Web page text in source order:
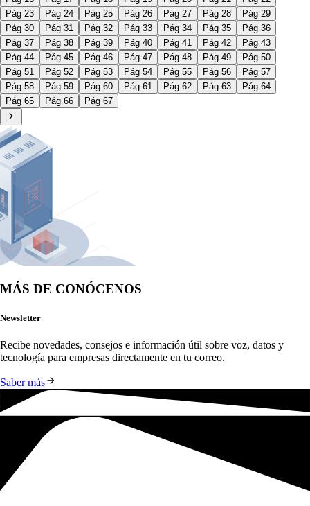
Pág 23
Pág 24 Pág 25 Pág 26 Pág 27 Pág 28
Pág 29
Pág 30
Pág 31 Pág 32 Pág 33 Pág 34 Pág 35
Pág 36
Pág 37
Pág 38 Pág 39 Pág 40 Pág 41 Pág 42
Pág 43
Pág 44
Pág 45 Pág 46 Pág 47 Pág 48 Pág 49
Pág 50
Pág 51
Pág 52 Pág 53 Pág 54 Pág 55 Pág 56
Pág 57
Pág 58
Pág 59 Pág 60 Pág 61 Pág 62 Pág 63
Pág 64
Pág 65
Pág 66 Pág 67
MÁS DE CONÓCENOS
Newsletter
Recibe novedades, consejos e información útil sobre voz, datos y
tecnología para empresas directamente en tu correo.
Saber más